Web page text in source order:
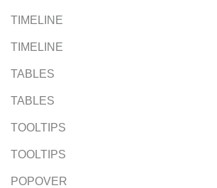
TIMELINE
TIMELINE
TABLES
TABLES
TOOLTIPS
TOOLTIPS
POPOVER